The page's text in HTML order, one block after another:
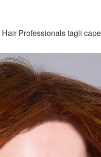
Professionals tagli